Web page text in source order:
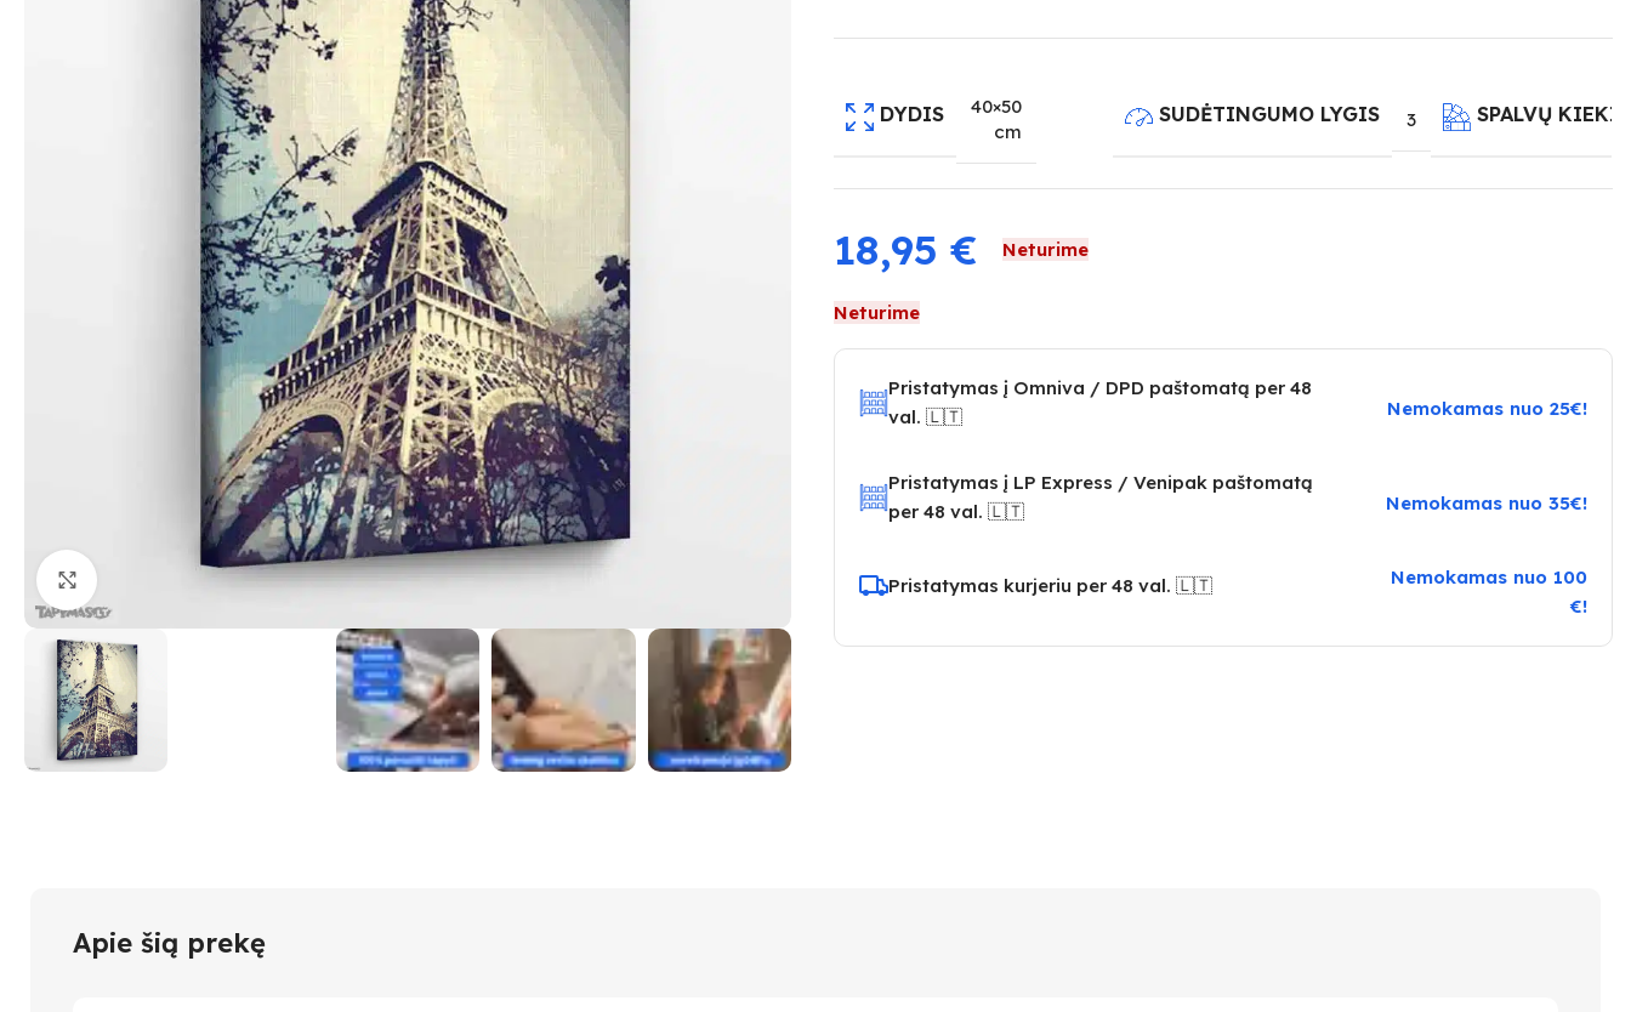
Paspauskite, kad priartinti
DYDIS
40×50
cm
SUDĖTINGUMO LYGIS 3 SPALVŲ KIEKIS
18,95 € Neturime
Neturime
Pristatymas į Omniva / DPD paštomatą per 48
val. 🇱🇹
Nemokamas nuo 25€!
Pristatymas į LP Express / Venipak paštomatą
per 48 val. 🇱🇹
Nemokamas nuo 35€!
Pristatymas kurjeriu per 48 val. 🇱🇹
Nemokamas nuo 100
€!
Apie šią prekę